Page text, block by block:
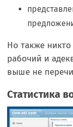
Но также никто
рабочий и
выше не
Статистика